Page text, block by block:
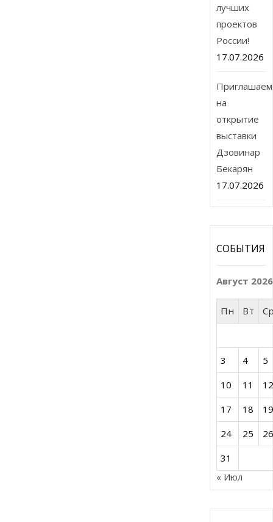
лучших
проектов
России!
17.07.2026
Приглашаем
на
открытие
выставки
Дзовинар
Бекарян
17.07.2026
СОБЫТИЯ
Август 2026
Пн Вт
3 4
5
10
11
17
18
24
25
31
« Июл